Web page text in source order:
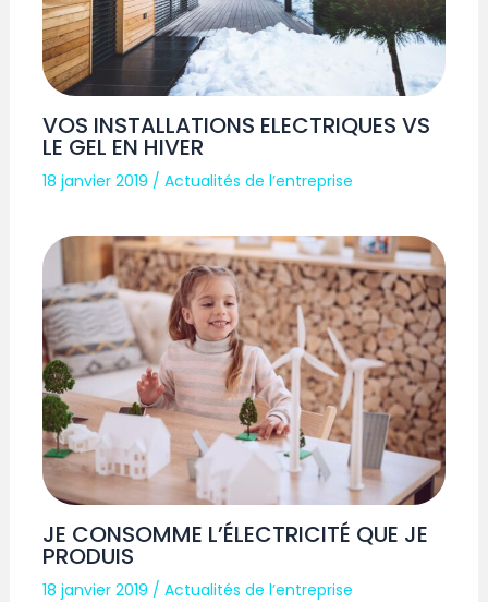
VOS INSTALLATIONS ELECTRIQUES VS
LE GEL EN HIVER
18 janvier 2019 /Actualités de l’entreprise
JE CONSOMME L’ÉLECTRICITÉ QUE JE
PRODUIS
18 janvier 2019 /Actualités de l’entreprise